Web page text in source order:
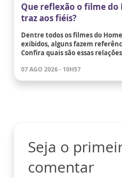
Que reflexão o filme do
traz aos fiéis?
Dentre todos os filmes do
exibidos, alguns fazem
Confira quais são essas
07 AGO 2026 - 10H57
Seja o
comentar